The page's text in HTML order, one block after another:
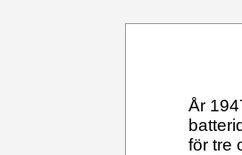
År
för tre